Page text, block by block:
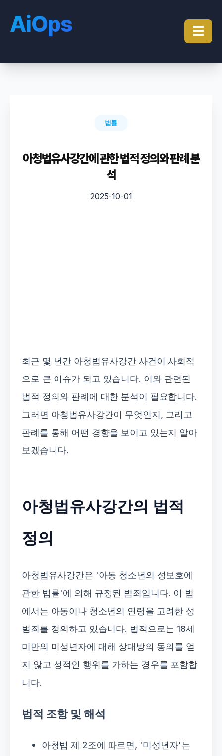
AiOps ☰
법률
아청법유사강간에 관한 법적 정의와 판례 분
석
2025-10-01
최근 몇 년간 아청법유사강간 사건이 사회적
으로 큰 이슈가 되고 있습니다. 이와 관련된
법적 정의와 판례에 대한 분석이 필요합니다.
그러면 아청법유사강간이 무엇인지, 그리고
판례를 통해 어떤 경향을 보이고 있는지 알아
보겠습니다.
아청법유사강간의 법적
정의
아청법유사강간은 '아동 청소년의 성보호에
관한 법률'에 의해 규정된 범죄입니다. 이 법
에서는 아동이나 청소년의 연령을 고려한 성
범죄를 정의하고 있습니다. 법적으로는 18세
미만의 미성년자에 대해 상대방의 동의를 얻
지 않고 성적인 행위를 가하는 경우를 포함합
니다.
법적 조항 및 해석
아청법 제 2조에 따르면, '미성년자'는